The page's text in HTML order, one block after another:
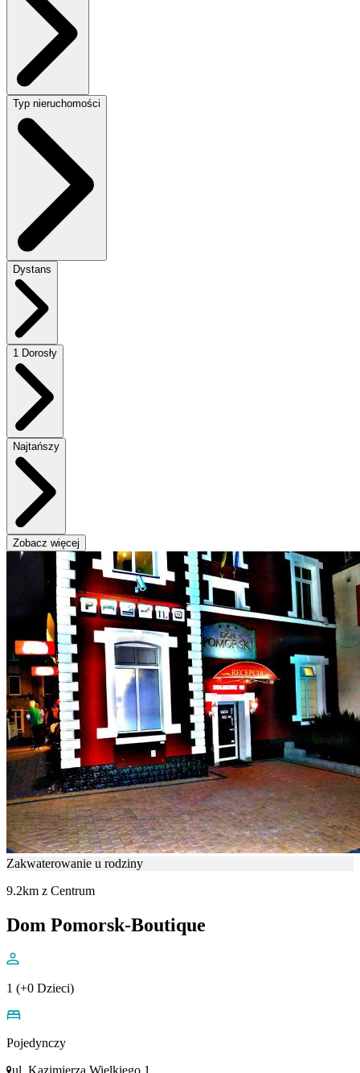
Typ nieruchomości
Dystans
1 Dorosły
Najtańszy
Zobacz więcej
Zakwaterowanie u rodziny
9.2km z Centrum
Dom Pomorsk-Boutique
1 (+0 Dzieci)
Pojedynczy
ul. Kazimierza Wielkiego 1